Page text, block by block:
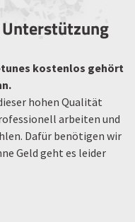
kostenlos gehört
hohen Qualität
arbeiten und
Dafür benötigen wir
Geld geht es leider